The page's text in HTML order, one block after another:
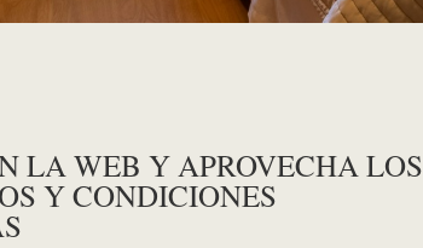
LA WEB Y APROVECHA LOS
Y CONDICIONES